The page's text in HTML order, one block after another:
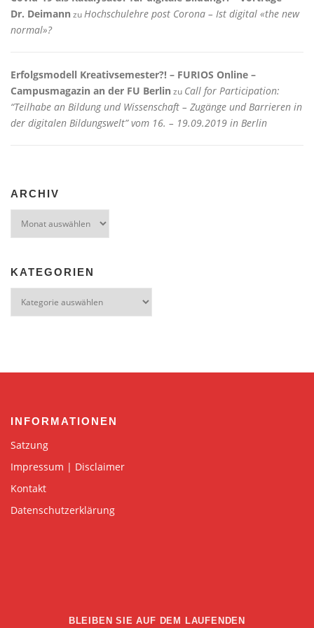
Dr. Deimann zu Hochschulehre post Corona – Ist digital «the new
normal»?
Erfolgsmodell Kreativsemester?! – FURIOS Online –
Campusmagazin an der FU Berlin zu Call for Participation:
“Teilhabe an Bildung und Wissenschaft – Zugänge und Barrieren in
der digitalen Bildungswelt” vom 16. – 19.09.2019 in Berlin
ARCHIV
KATEGORIEN
INFORMATIONEN
Satzung
Impressum | Disclaimer
Kontakt
Datenschutzerklärung
BLEIBEN SIE AUF DEM LAUFENDEN